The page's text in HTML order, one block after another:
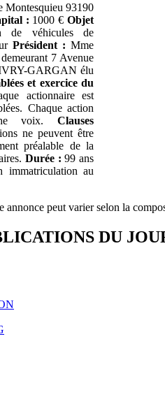
Montesquieu 93190
: 1000 €Objet
de véhicules de
Président : Mme
7 Avenue
GARGAN élu
et exercice du
actionnaire est
Chaque action
voix. Clauses
ne peuvent être
préalable de la
Durée : 99 ans
immatriculation au
annonce peut varier selon la
DU